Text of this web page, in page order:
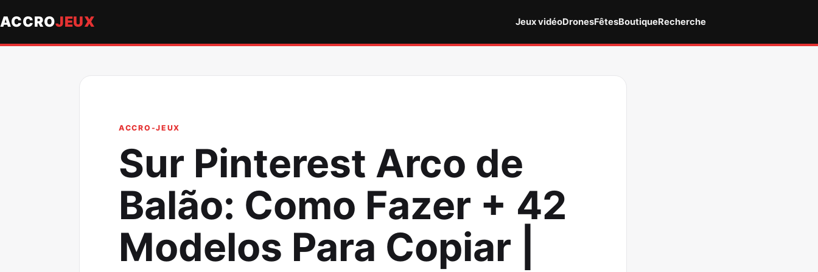
ACCROJEUX Jeux vidéoDronesFêtesBoutiqueRecherche
ACCRO-JEUX
Sur Pinterest Arco de
Balão: Como Fazer + 42
Modelos Para Copiar |